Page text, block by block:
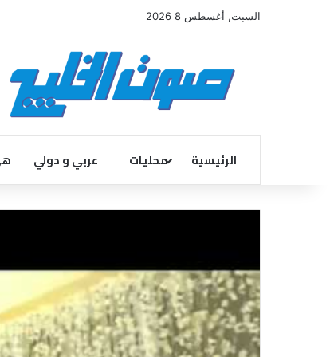
السبت, أغسطس 8 2026
الرئيسية محليات عربي و دولي